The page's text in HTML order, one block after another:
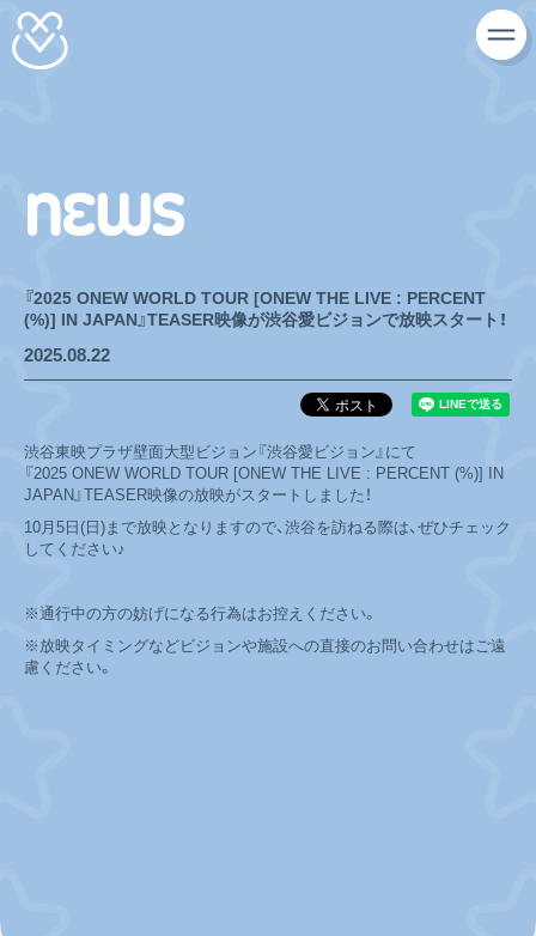
NEWS
『2025 ONEW WORLD TOUR [ONEW THE LIVE : PERCENT
(%)] IN JAPAN』TEASER映像が渋谷愛ビジョンで放映スタート！
2025.08.22
渋谷東映プラザ壁面大型ビジョン『渋谷愛ビジョン』にて
『2025 ONEW WORLD TOUR [ONEW THE LIVE : PERCENT (%)] IN
JAPAN』TEASER映像の放映がスタートしました！
10月5日(日)まで放映となりますので、渋谷を訪ねる際は、ぜひチェック
してください♪
※通行中の方の妨げになる行為はお控えください。
※放映タイミングなどビジョンや施設への直接のお問い合わせはご遠
慮ください。